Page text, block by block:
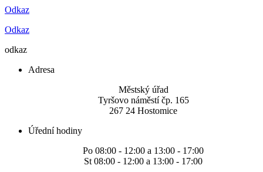
Odkaz
Odkaz
odkaz
Adresa
Městský úřad
Tyršovo náměstí čp. 165
267 24 Hostomice
Úřední hodiny
Po 08:00 - 12:00 a 13:00 - 17:00
St 08:00 - 12:00 a 13:00 - 17:00